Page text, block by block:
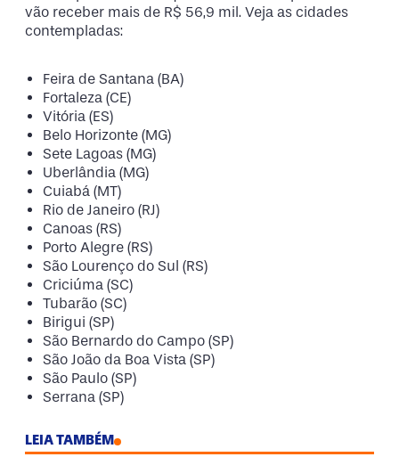
vão receber mais de R$ 56,9 mil. Veja as cidades
contempladas:
Feira de Santana (BA)
Fortaleza (CE)
Vitória (ES)
Belo Horizonte (MG)
Sete Lagoas (MG)
Uberlândia (MG)
Cuiabá (MT)
Rio de Janeiro (RJ)
Canoas (RS)
Porto Alegre (RS)
São Lourenço do Sul (RS)
Criciúma (SC)
Tubarão (SC)
Birigui (SP)
São Bernardo do Campo (SP)
São João da Boa Vista (SP)
São Paulo (SP)
Serrana (SP)
LEIA TAMBÉM